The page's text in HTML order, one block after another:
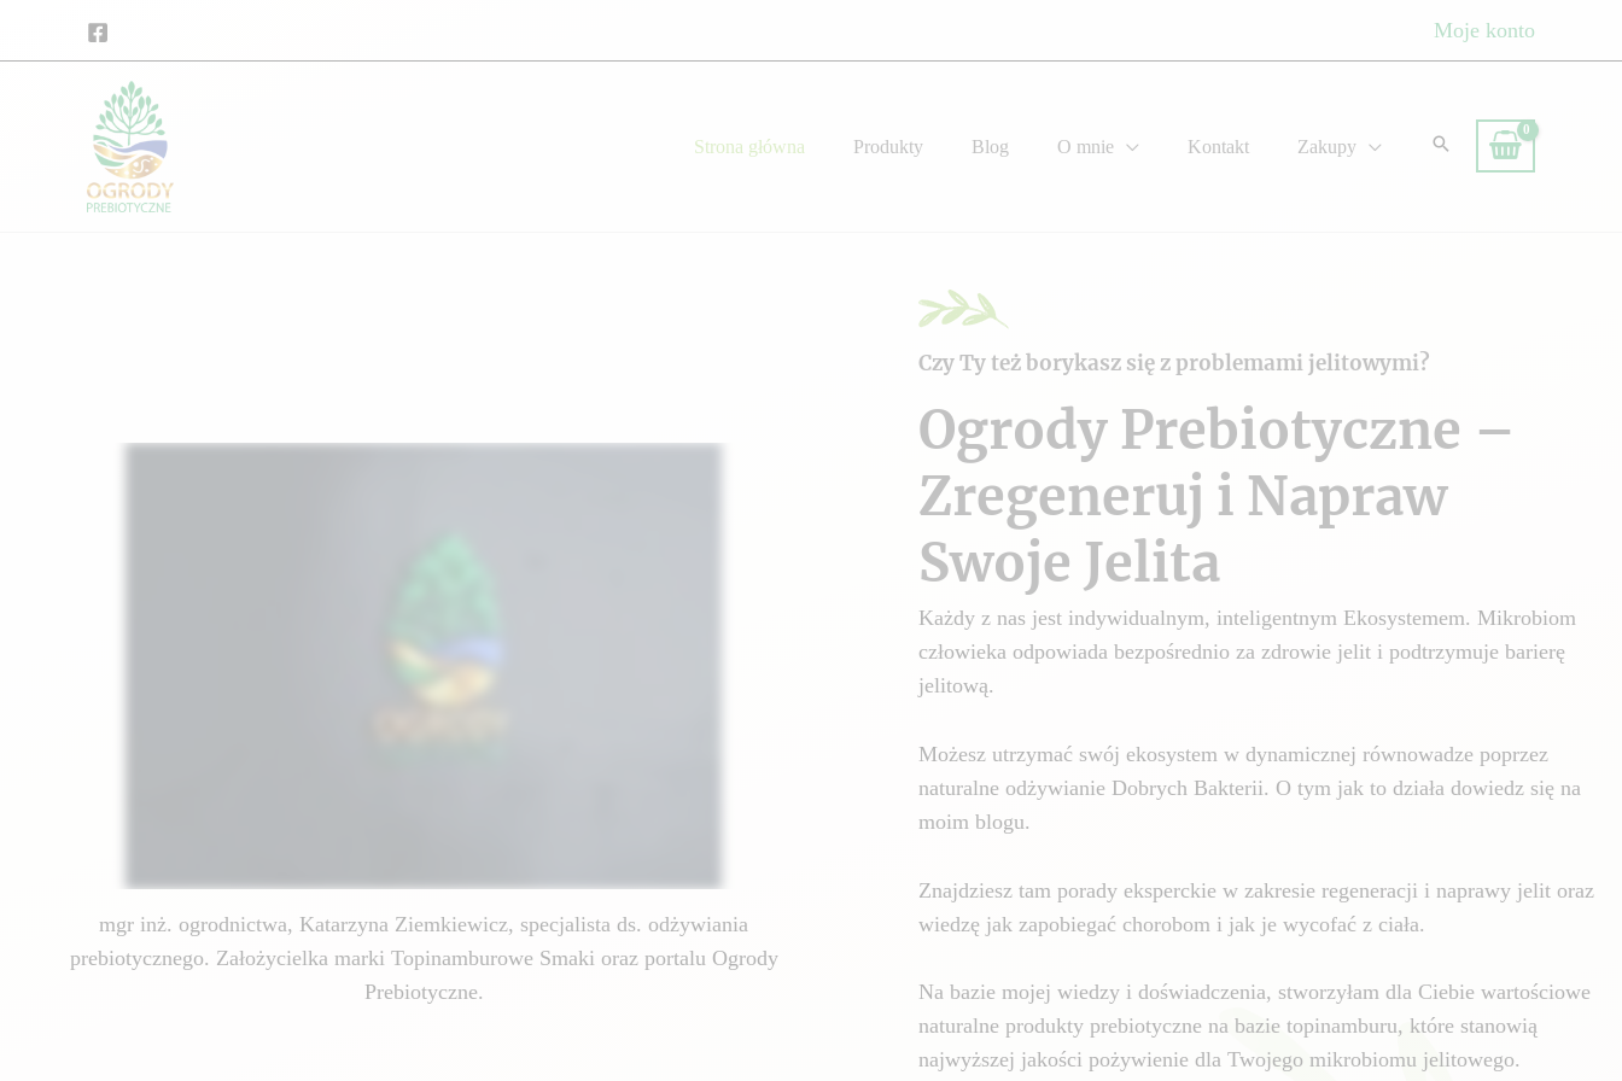
Moje konto
Strona główna Produkty Blog O mnie Kontakt Zakupy
mgr inż. ogrodnictwa, Katarzyna Ziemkiewicz, specjalista ds. odżywiania
prebiotycznego. Założycielka marki Topinamburowe Smaki oraz portalu Ogrody
Prebiotyczne.
Czy Ty też borykasz się z problemami jelitowymi?
Ogrody Prebiotyczne –
Zregeneruj i Napraw
Swoje Jelita
Każdy z nas jest indywidualnym, inteligentnym Ekosystemem. Mikrobiom
człowieka odpowiada bezpośrednio za zdrowie jelit i podtrzymuje barierę
jelitową.
Możesz utrzymać swój ekosystem w dynamicznej równowadze poprzez
naturalne odżywianie Dobrych Bakterii. O tym jak to działa dowiedz się na
moim blogu.
Znajdziesz tam porady eksperckie w zakresie regeneracji i naprawy jelit oraz
wiedzę jak zapobiegać chorobom i jak je wycofać z ciała.
Na bazie mojej wiedzy i doświadczenia, stworzyłam dla Ciebie wartościowe
naturalne produkty prebiotyczne na bazie topinamburu, które stanowią
najwyższej jakości pożywienie dla Twojego mikrobiomu jelitowego.